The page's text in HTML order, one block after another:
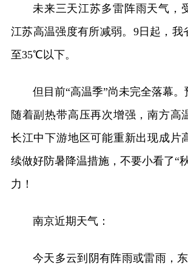
未来三天江苏多雷阵雨天气，
江苏高温强度有所减弱。9日起，我
至35℃以下。
但目前“高温季”尚未完全落幕。
随着副热带高压再次增强，南方高
长江中下游地区可能重新出现成片
续做好防暑降温措施，不要小看了“
力！
南京近期天气：
今天多云到阴有阵雨或雷雨，